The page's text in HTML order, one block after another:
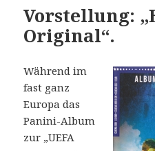
Vorstellung:
Original“.
Während im
fast ganz
Europa das
Panini-Album
zur „UEFA